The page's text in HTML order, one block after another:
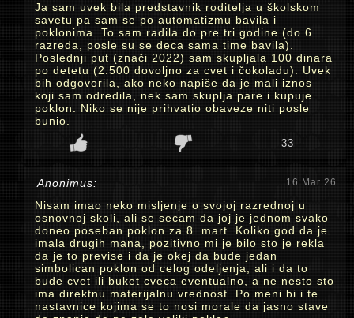
Ja sam uvek bila predstavnik roditelja u školskom
savetu pa sam se po automatizmu bavila i
poklonima. To sam radila do pre tri godine (do 6.
razreda, posle su se deca sama time bavila).
Poslednji put (znači 2022) sam skupljala 100 dinara
po detetu (2.500 dovoljno za cvet i čokoladu). Uvek
bih odgovorila, ako neko napiše da je mali iznos
koji sam odredila, nek sam skuplja pare i kupuje
poklon. Niko se nije prihvatio obaveze niti posle
bunio.
33
Anonimus: 16 Mar 26
Nisam imao neko misljenje o svojoj razrednoj u
osnovnoj skoli, ali se secam da joj je jednom svako
doneo poseban poklon za 8. mart. Koliko god da je
imala drugih mana, pozitivno mi je bilo sto je rekla
da je to previse i da je okej da bude jedan
simbolican poklon od celog odeljenja, ali i da to
bude cvet ili buket cveca eventualno, a ne nesto sto
ima direktnu materijalnu vrednost. Po meni bi i te
nastavnice kojima se to nosi morale da jasno stave